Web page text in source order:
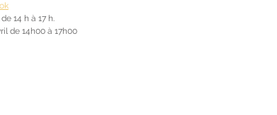
14 h à 17 h.
de 14h00 à 17h00